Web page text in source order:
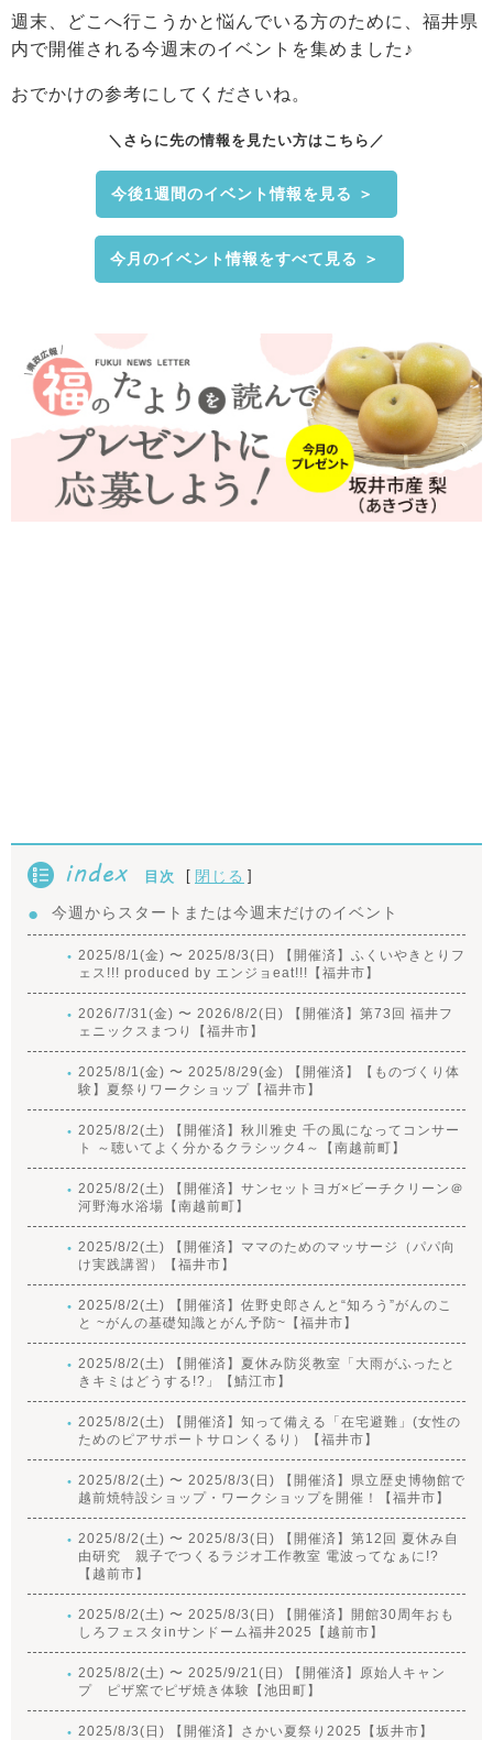
週末、どこへ行こうかと悩んでいる方のために、福井県
内で開催される今週末のイベントを集めました♪
おでかけの参考にしてくださいね。
＼さらに先の情報を見たい方はこちら／
今後1週間のイベント情報を見る ＞
今月のイベント情報をすべて見る ＞
index 目次 [ 閉じる ]
今週からスタートまたは今週末だけのイベント
2025/8/1(金) 〜 2025/8/3(日) 【開催済】ふくいやきとりフ
ェス!!! produced by エンジョeat!!!【福井市】
2026/7/31(金) 〜 2026/8/2(日) 【開催済】第73回 福井フ
ェニックスまつり【福井市】
2025/8/1(金) 〜 2025/8/29(金) 【開催済】【ものづくり体
験】夏祭りワークショップ【福井市】
2025/8/2(土) 【開催済】秋川雅史 千の風になってコンサー
ト ～聴いてよく分かるクラシック4～【南越前町】
2025/8/2(土) 【開催済】サンセットヨガ×ビーチクリーン＠
河野海水浴場【南越前町】
2025/8/2(土) 【開催済】ママのためのマッサージ（パパ向
け実践講習）【福井市】
2025/8/2(土) 【開催済】佐野史郎さんと“知ろう”がんのこ
と ~がんの基礎知識とがん予防~【福井市】
2025/8/2(土) 【開催済】夏休み防災教室「大雨がふったと
きキミはどうする!?」【鯖江市】
2025/8/2(土) 【開催済】知って備える「在宅避難」(女性の
ためのピアサポートサロンくるり）【福井市】
2025/8/2(土) 〜 2025/8/3(日) 【開催済】県立歴史博物館で
越前焼特設ショップ・ワークショップを開催！【福井市】
2025/8/2(土) 〜 2025/8/3(日) 【開催済】第12回 夏休み自
由研究 親子でつくるラジオ工作教室 電波ってなぁに!?
【越前市】
2025/8/2(土) 〜 2025/8/3(日) 【開催済】開館30周年おも
しろフェスタinサンドーム福井2025【越前市】
2025/8/2(土) 〜 2025/9/21(日) 【開催済】原始人キャン
プ ピザ窯でピザ焼き体験【池田町】
2025/8/3(日) 【開催済】さかい夏祭り2025【坂井市】